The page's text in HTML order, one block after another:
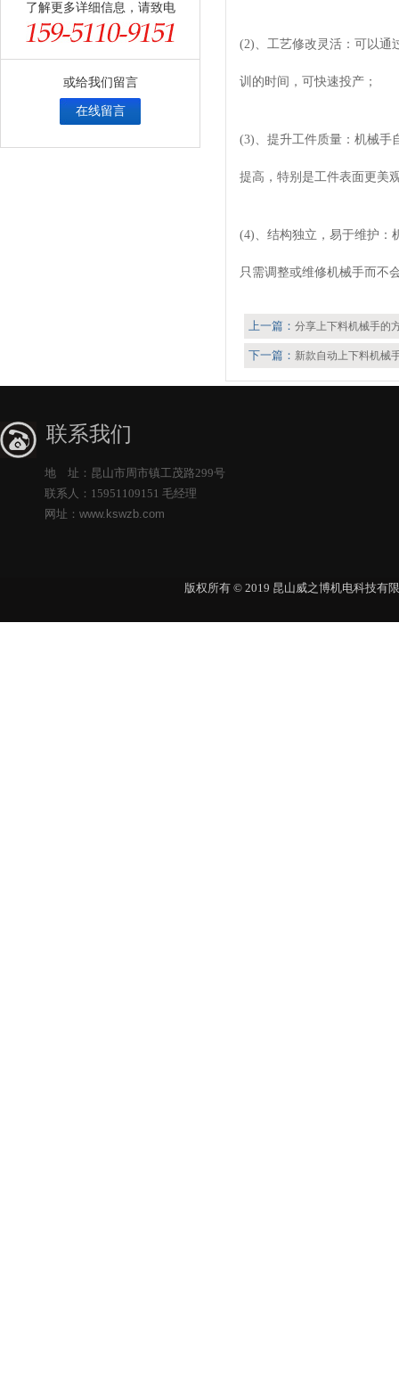
了解更多详细信息，请致电
或给我们留言
在线留言
(2)、工艺修改灵活：可以通
训的时间，可快速投产；
(3)、提升工件质量：机械手
提高，特别是工件表面更美
(4)、结构独立，易于维护：
只需调整或维修机械手而不
上一篇： 分享上下料机械手的
下一篇： 新款自动上下料机械
联系我们
地 址：昆山市周市镇工茂路299号
联系人：15951109151 毛经理
网址： www.kswzb.com
版权所有 © 2019 昆山威之博机电科技